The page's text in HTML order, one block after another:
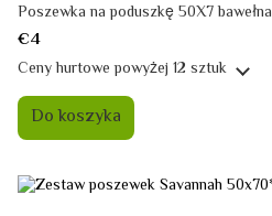
Poszewka na poduszkę 50X7 bawełna
€4
Ceny hurtowepowyżej 12 sztuk
Do koszyka